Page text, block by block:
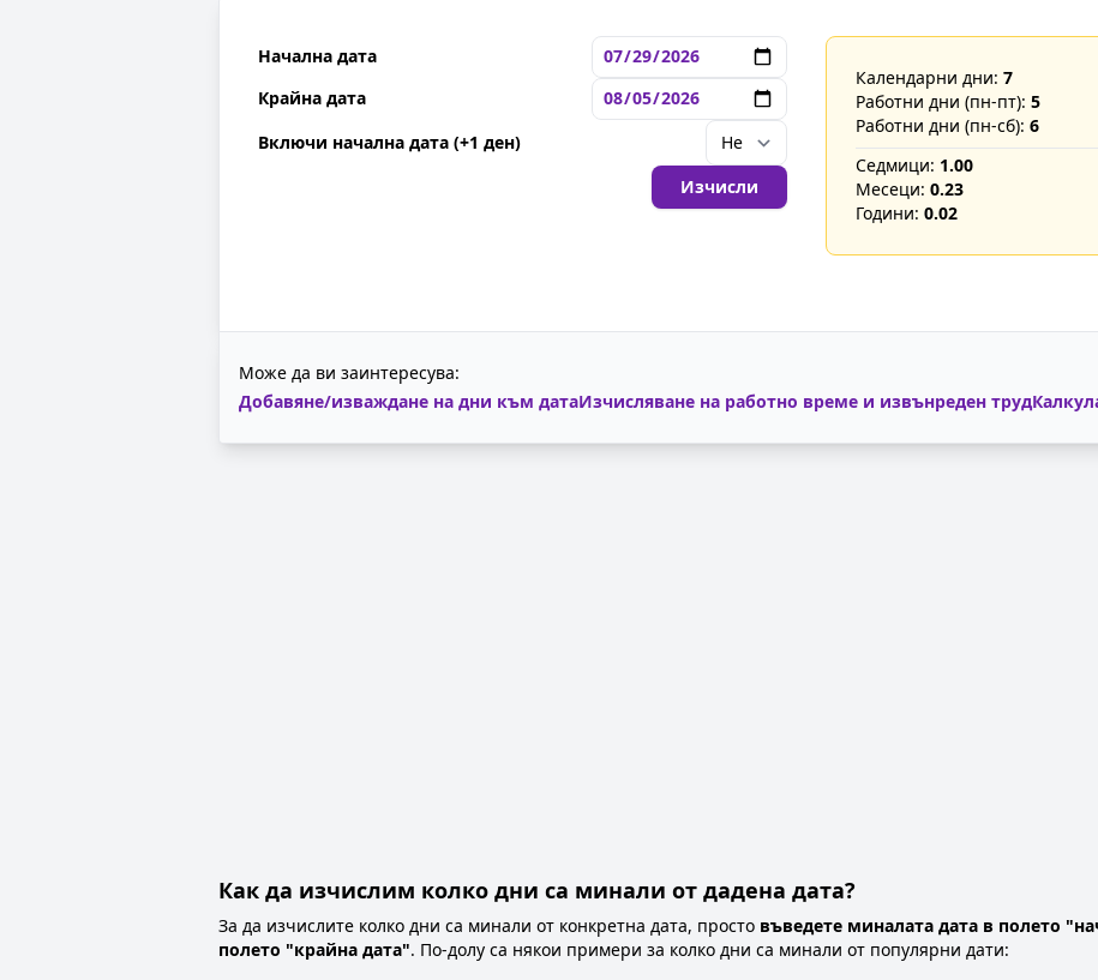
Начална дата
Крайна дата
Включи начална дата (+1 ден)
Изчисли
Календарни дни: 7
Работни дни (пн-пт): 5
Работни дни (пн-сб): 6
Седмици: 1.00
Месеци: 0.23
Години: 0.02
Може да ви заинтересува:
Добавяне/изваждане на дни към датаИзчисляване на работно време и извънреден труд
Как да изчислим колко дни са минали от дадена дата?
За да изчислите колко дни са минали от конкретна дата, просто въведете миналата дата в полето
полето "крайна дата". По-долу са някои примери за колко дни са минали от популярни дати: